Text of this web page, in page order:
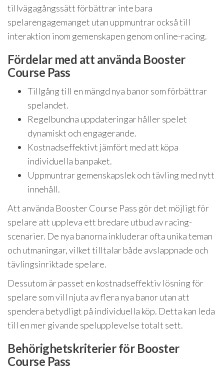
tillvägagångssätt förbättrar inte bara
spelarengagemanget utan uppmuntrar också till
interaktion inom gemenskapen genom online-racing.
Fördelar med att använda Booster
Course Pass
Tillgång till en mängd nya banor som förbättrar
spelandet.
Regelbundna uppdateringar håller spelet
dynamiskt och engagerande.
Kostnadseffektivt jämfört med att köpa
individuella banpaket.
Uppmuntrar gemenskapslek och tävling med nytt
innehåll.
Att använda Booster Course Pass gör det möjligt för
spelare att uppleva ett bredare utbud av racing-
scenarier. De nya banorna inkluderar ofta unika teman
och utmaningar, vilket tilltalar både avslappnade och
tävlingsinriktade spelare.
Dessutom är passet en kostnadseffektiv lösning för
spelare som vill njuta av flera nya banor utan att
spendera betydligt på individuella köp. Detta kan leda
till en mer givande spelupplevelse totalt sett.
Behörighetskriterier för Booster
Course Pass